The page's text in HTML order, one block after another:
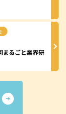
まるごと業界研